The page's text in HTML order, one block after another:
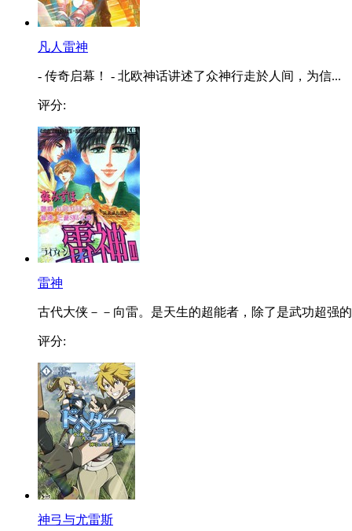
凡人雷神
- 传奇启幕！ - 北欧神话讲述了众神行走於人间，为信...
评分:
雷神
古代大侠－－向雷。是天生的超能者，除了是武功超强
评分:
神弓与尤雷斯